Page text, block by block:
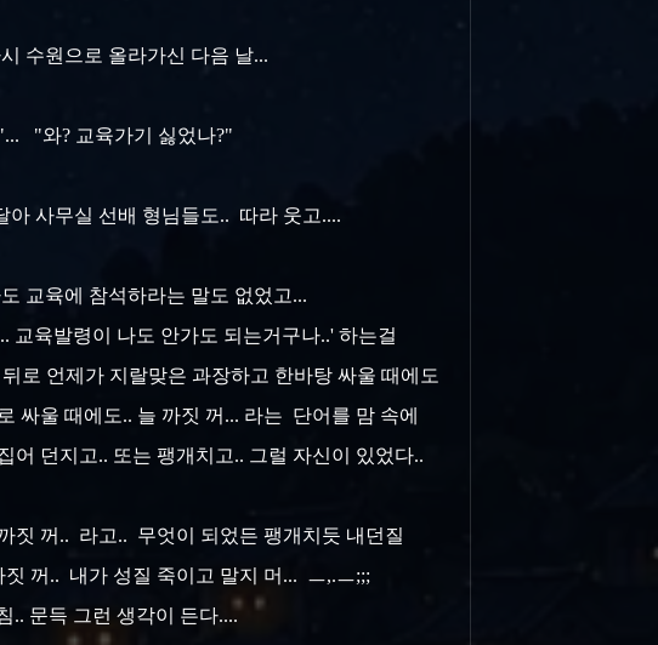
수원으로 올라가신 다음 날...
"와? 교육가기 싫었나?"
사무실 선배 형님들도.. 따라 웃고....
교육에 참석하라는 말도 없었고...
육발령이 나도 안가도 되는거구나..' 하는걸
언제가 지랄맞은 과장하고 한바탕 싸울 때에도
울 때에도.. 늘 까짓 꺼... 라는 단어를 맘 속에
던지고.. 또는 팽개치고.. 그럴 자신이 있었다..
꺼.. 라고.. 무엇이 되었든 팽개치듯 내던질
꺼.. 내가 성질 죽이고 말지 머... ㅡ,.ㅡ;;;
.. 문득 그런 생각이 든다....